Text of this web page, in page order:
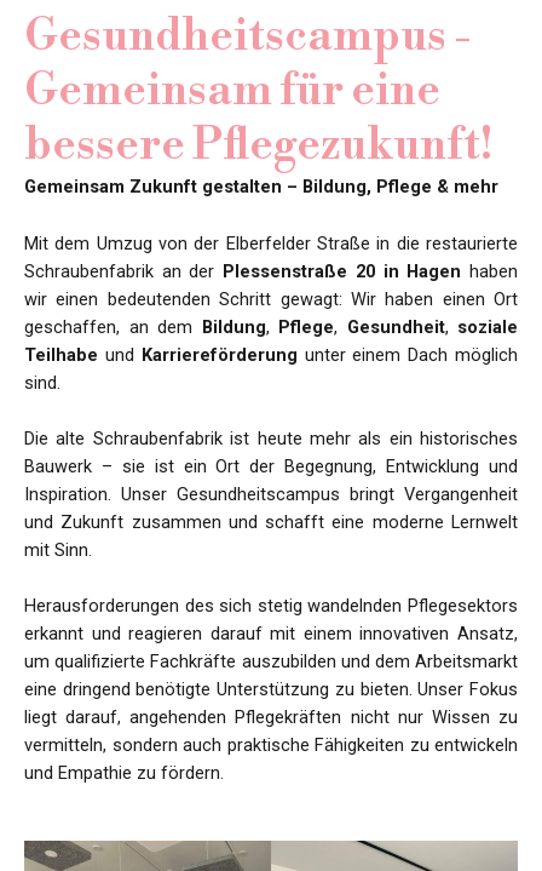
Gesundheitscampus -
Gemeinsam für eine
bessere Pflegezukunft!
Gemeinsam Zukunft gestalten – Bildung, Pflege & mehr
Mit dem Umzug von der Elberfelder Straße in die restaurierte
Schraubenfabrik an der Plessenstraße 20 in Hagen haben
wir einen bedeutenden Schritt gewagt: Wir haben einen Ort
geschaffen, an dem Bildung, Pflege, Gesundheit, soziale
Teilhabe und Karriereförderung unter einem Dach möglich
sind.
Die alte Schraubenfabrik ist heute mehr als ein historisches
Bauwerk – sie ist ein Ort der Begegnung, Entwicklung und
Inspiration. Unser Gesundheitscampus bringt Vergangenheit
und Zukunft zusammen und schafft eine moderne Lernwelt
mit Sinn.
Herausforderungen des sich stetig wandelnden Pflegesektors
erkannt und reagieren darauf mit einem innovativen Ansatz,
um qualifizierte Fachkräfte auszubilden und dem Arbeitsmarkt
eine dringend benötigte Unterstützung zu bieten.Unser Fokus
liegt darauf, angehenden Pflegekräften nicht nur Wissen zu
vermitteln, sondern auch praktische Fähigkeiten zu entwickeln
und Empathie zu fördern.